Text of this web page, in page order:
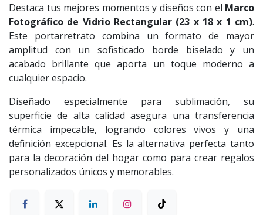
Destaca tus mejores momentos y diseños con el Marco
Fotográfico de Vidrio Rectangular (23 x 18 x 1 cm).
Este portarretrato combina un formato de mayor
amplitud con un sofisticado borde biselado y un
acabado brillante que aporta un toque moderno a
cualquier espacio.
Diseñado especialmente para sublimación, su
superficie de alta calidad asegura una transferencia
térmica impecable, logrando colores vivos y una
definición excepcional. Es la alternativa perfecta tanto
para la decoración del hogar como para crear regalos
personalizados únicos y memorables.